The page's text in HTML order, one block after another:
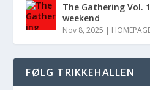
The Gathering Vol.
weekend
Nov 8, 2025 |
FØLG TRIKKEHALLEN